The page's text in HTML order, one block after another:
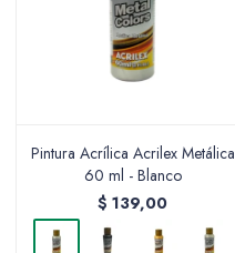
Pintura Acrílica Acrilex Metálica
60 ml - Blanco
$ 139,00